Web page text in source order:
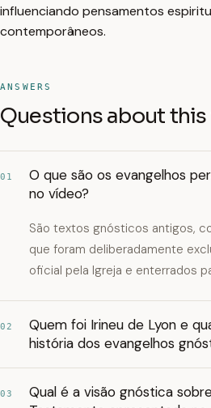
influenciando pensamentos
contemporâneos.
ANSWERS
Questions about
01
O que são os evangelhos
no vídeo?
São textos gnósticos antigos,
que foram deliberadamente
oficial pela Igreja e enterrados
02
Quem foi Irineu de Lyon e
história dos evangelhos
03
Qual é a visão gnóstica